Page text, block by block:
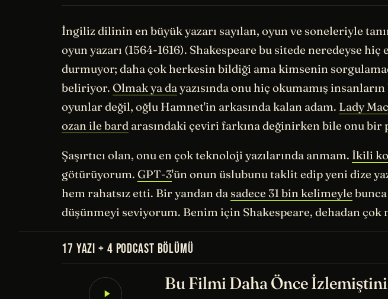
İngiliz dilinin en büyük yazarı sayılan, oyun ve soneleriyle
oyun yazarı (1564-1616). Shakespeare bu sitede neredeyse
durmuyor; daha çok herkesin bildiği ama kimsenin
beliriyor. Olmak ya dayazısında onu hiç okumamış
oyunlar değil, oğlu Hamnet'in arkasında kalan adam. Lady
ozan ile bard arasındaki çeviri farkına değinirken bile onu
Şaşırtıcı olan, onu en çok teknoloji yazılarında anmam. İkili
götürüyorum. GPT-3'ün onun üslubunu taklit edip yeni dize
hem rahatsız etti. Bir yandan da sadece 31 bin kelimeyle
düşünmeyi seviyorum. Benim için Shakespeare, dehadan
17 YAZI + 4 PODCAST BÖLÜMÜ
Bu Filmi Daha Önce